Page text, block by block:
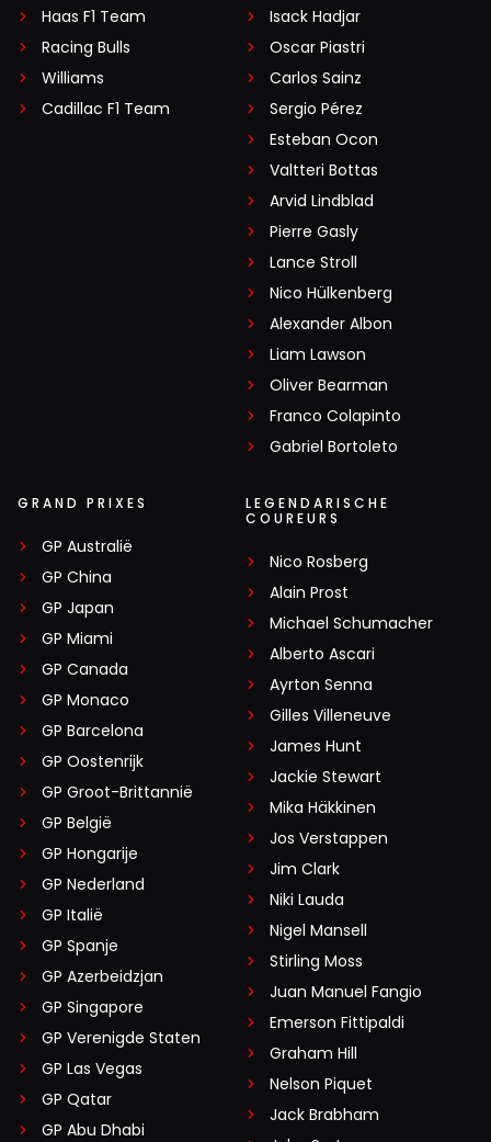
Haas F1 Team
Racing Bulls
Williams
Cadillac F1 Team
Isack Hadjar
Oscar Piastri
Carlos Sainz
Sergio Pérez
Esteban Ocon
Valtteri Bottas
Arvid Lindblad
Pierre Gasly
Lance Stroll
Nico Hülkenberg
Alexander Albon
Liam Lawson
Oliver Bearman
Franco Colapinto
Gabriel Bortoleto
GRAND PRIXES
GP Australië
GP China
GP Japan
GP Miami
GP Canada
GP Monaco
GP Barcelona
GP Oostenrijk
GP Groot-Brittannië
GP België
GP Hongarije
GP Nederland
GP Italië
GP Spanje
GP Azerbeidzjan
GP Singapore
GP Verenigde Staten
GP Las Vegas
GP Qatar
GP Abu Dhabi
LEGENDARISCHE
COUREURS
Nico Rosberg
Alain Prost
Michael Schumacher
Alberto Ascari
Ayrton Senna
Gilles Villeneuve
James Hunt
Jackie Stewart
Mika Häkkinen
Jos Verstappen
Jim Clark
Niki Lauda
Nigel Mansell
Stirling Moss
Juan Manuel Fangio
Emerson Fittipaldi
Graham Hill
Nelson Piquet
Jack Brabham